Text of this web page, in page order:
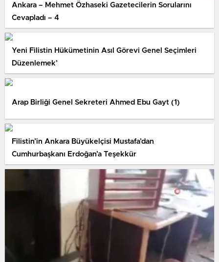
Ankara – Mehmet Özhaseki Gazetecilerin Sorularını
Cevapladı – 4
Yeni Filistin Hükümetinin Asıl Görevi Genel Seçimleri
Düzenlemek’
Arap Birliği Genel Sekreteri Ahmed Ebu Gayt (1)
Filistin’in Ankara Büyükelçisi Mustafa’dan
Cumhurbaşkanı Erdoğan’a Teşekkür